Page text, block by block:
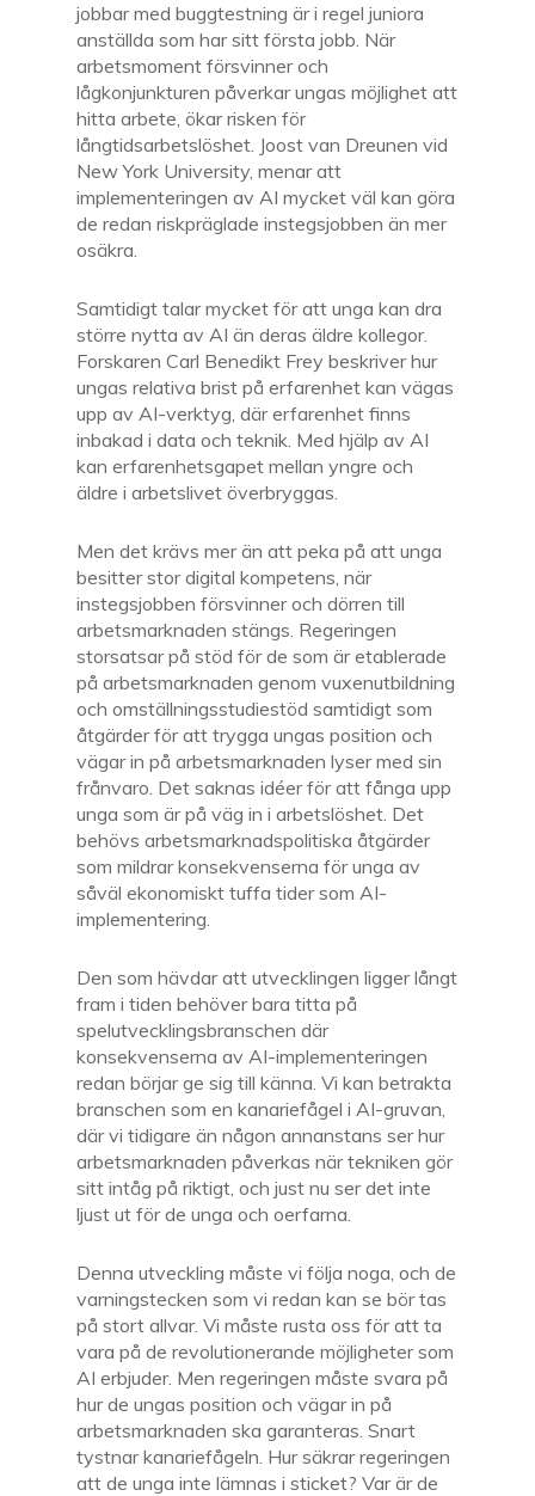
jobbar med buggtestning är i regel juniora
anställda som har sitt första jobb. När
arbetsmoment försvinner och
lågkonjunkturen påverkar ungas möjlighet att
hitta arbete, ökar risken för
långtidsarbetslöshet. Joost van Dreunen vid
New York University, menar att
implementeringen av AI mycket väl kan göra
de redan riskpräglade instegsjobben än mer
osäkra.
Samtidigt talar mycket för att unga kan dra
större nytta av AI än deras äldre kollegor.
Forskaren Carl Benedikt Frey beskriver hur
ungas relativa brist på erfarenhet kan vägas
upp av AI-verktyg, där erfarenhet finns
inbakad i data och teknik. Med hjälp av AI
kan erfarenhetsgapet mellan yngre och
äldre i arbetslivet överbryggas.
Men det krävs mer än att peka på att unga
besitter stor digital kompetens, när
instegsjobben försvinner och dörren till
arbetsmarknaden stängs. Regeringen
storsatsar på stöd för de som är etablerade
på arbetsmarknaden genom vuxenutbildning
och omställningsstudiestöd samtidigt som
åtgärder för att trygga ungas position och
vägar in på arbetsmarknaden lyser med sin
frånvaro. Det saknas idéer för att fånga upp
unga som är på väg in i arbetslöshet. Det
behövs arbetsmarknadspolitiska åtgärder
som mildrar konsekvenserna för unga av
såväl ekonomiskt tuffa tider som AI-
implementering.
Den som hävdar att utvecklingen ligger långt
fram i tiden behöver bara titta på
spelutvecklingsbranschen där
konsekvenserna av AI-implementeringen
redan börjar ge sig till känna. Vi kan betrakta
branschen som en kanariefågel i AI-gruvan,
där vi tidigare än någon annanstans ser hur
arbetsmarknaden påverkas när tekniken gör
sitt intåg på riktigt, och just nu ser det inte
ljust ut för de unga och oerfarna.
Denna utveckling måste vi följa noga, och de
varningstecken som vi redan kan se bör tas
på stort allvar. Vi måste rusta oss för att ta
vara på de revolutionerande möjligheter som
AI erbjuder. Men regeringen måste svara på
hur de ungas position och vägar in på
arbetsmarknaden ska garanteras. Snart
tystnar kanariefågeln. Hur säkrar regeringen
att de unga inte lämnas i sticket? Var är de